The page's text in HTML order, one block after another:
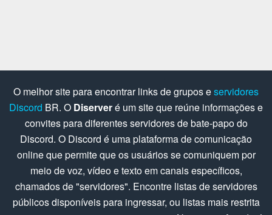
O melhor site para encontrar links de grupos eservidores
Discord BR. O Diserveré um site que reúne informações e
convites para diferentes servidores de bate-papo do
Discord. O Discord é uma plataforma de comunicação
online que permite que os usuários se comuniquem por
meio de voz, vídeo e texto em canais específicos,
chamados de "servidores". Encontre listas de servidores
públicos disponíveis para ingressar, ou listas mais restrita